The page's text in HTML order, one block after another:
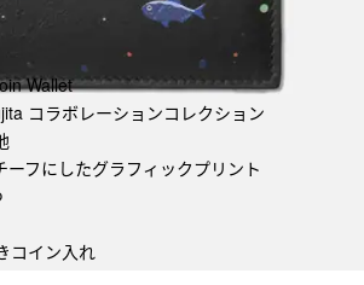
Wallet
コラボレーションコレクション
ーフにしたグラフィックプリント
コイン入れ